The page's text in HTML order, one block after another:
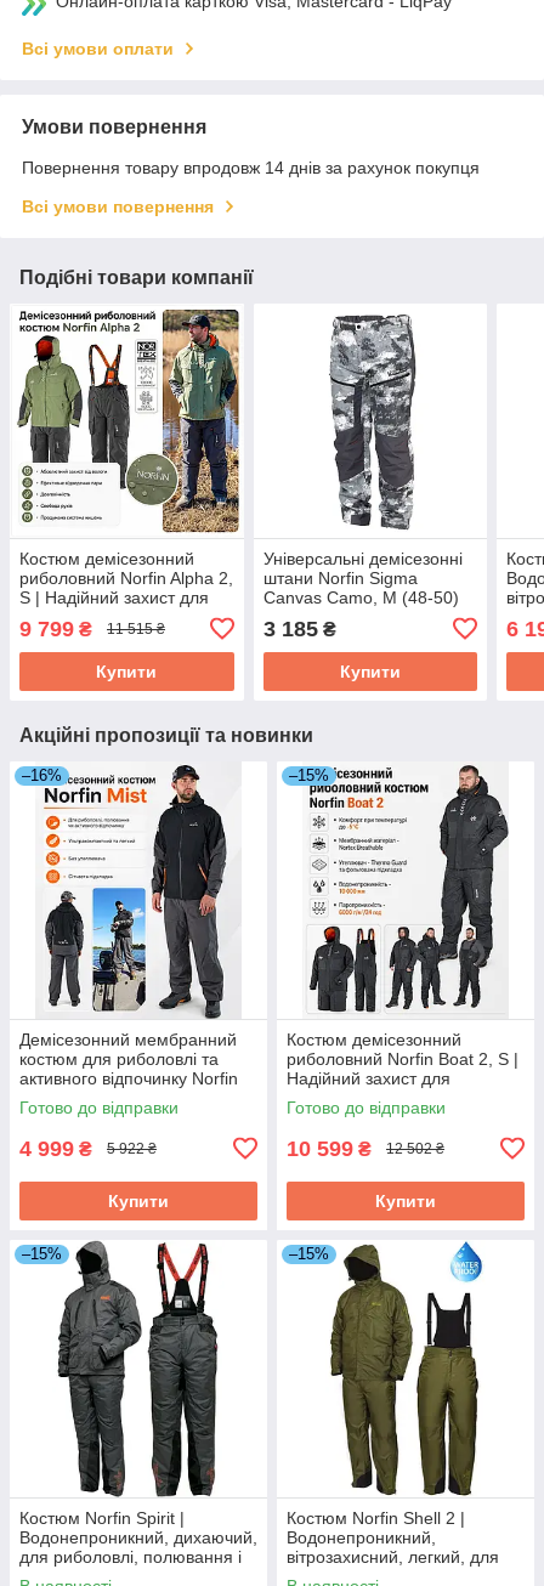
Всі умови оплати
Умови повернення
Повернення товару впродовж 14 днів за рахунок покупця
Всі умови повернення
Подібні товари компанії
Костюм демісезонний
риболовний Norfin Alpha 2,
S | Надійний захист для
комфортної риболовлі в
будь-яку погоду
9 799 ₴ 11 515 ₴
Купити
Універсальні демісезонні
штани Norfin Sigma
Canvas Camo, M (48-50)
3 185₴
Купити
(48-
6
Акційні пропозиції та новинки
–16%
Демісезонний мембранний
костюм для риболовлі та
активного відпочинку Norfin
Mist, S | Тривалий і надійний
захист від дощу та вітру
Готово до відправки
4 999 ₴ 5 922 ₴
Купити
–15%
Костюм демісезонний
риболовний Norfin Boat 2, S |
Надійний захист для
комфортної риболовлі в
будь-яку погоду
Готово до відправки
10 599 ₴ 12 502 ₴
Купити
–15%
Костюм Norfin Spirit |
Водонепроникний, дихаючий,
для риболовлі, полювання і
туризму в міжсезоння, XL (56-
–15%
Костюм Norfin Shell 2 |
Водонепроникний,
вітрозахисний, легкий, для
риболовлі, полювання і